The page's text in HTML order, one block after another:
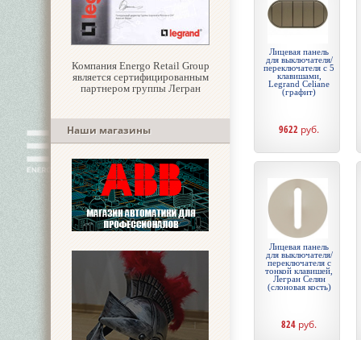
Компания Energo Retail Group
является сертифицированным
партнером группы Легран
Наши магазины
Лицевая панель
для выключателя/
переключателя с 5
клавишами,
Legrand Celiane
(графит)
9622 руб.
Лицевая панель
для выключателя/
переключателя с
тонкой клавишей,
Легран Селян
(слоновая кость)
824 руб.